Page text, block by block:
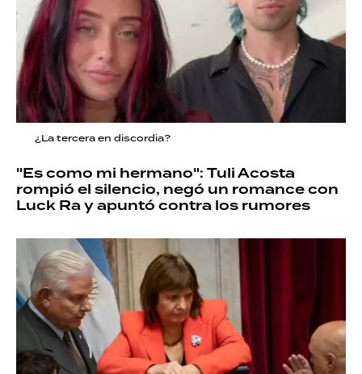
¿La tercera en discordia?
"Es como mi hermano": Tuli Acosta
rompió el silencio, negó un romance con
Luck Ra y apuntó contra los rumores